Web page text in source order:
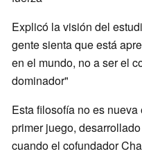
Explicó la visión del
gente sienta que está
en el mundo, no a ser el
dominador"
Esta filosofía no es
primer juego,
cuando el cofundador